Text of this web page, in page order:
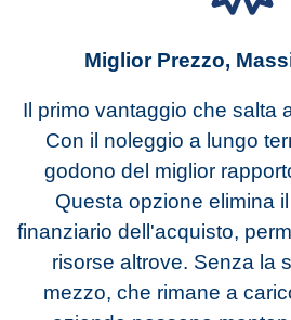
Miglior Prezzo,
Il primo vantaggio che salta
Con il noleggio a lungo
godono del miglior
Questa opzione elimina
finanziario dell'acquisto,
risorse altrove. Senza la
mezzo, che rimane a